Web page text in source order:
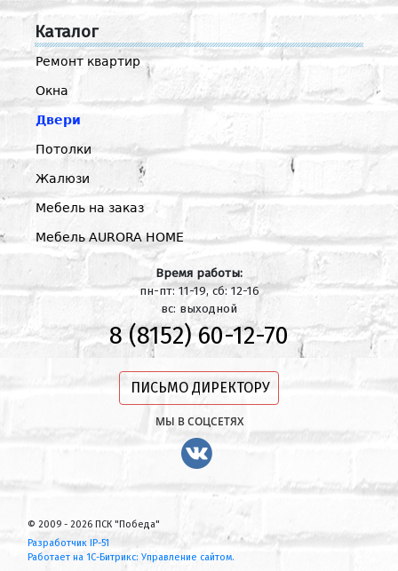
Каталог
Ремонт квартир
Окна
Двери
Потолки
Жалюзи
Мебель на заказ
Мебель AURORA HOME
Время работы:
пн-пт: 11-19, сб: 12-16
вс: выходной
8 (8152) 60-12-70
ПИСЬМО ДИРЕКТОРУ
МЫ В СОЦСЕТЯХ
© 2009 - 2026 ПСК "Победа"
Разработчик IP-51
Работает на 1С-Битрикс: Управление сайтом.